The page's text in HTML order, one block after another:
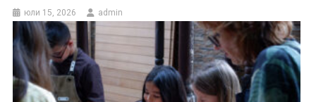
юли 15, 2026 admin